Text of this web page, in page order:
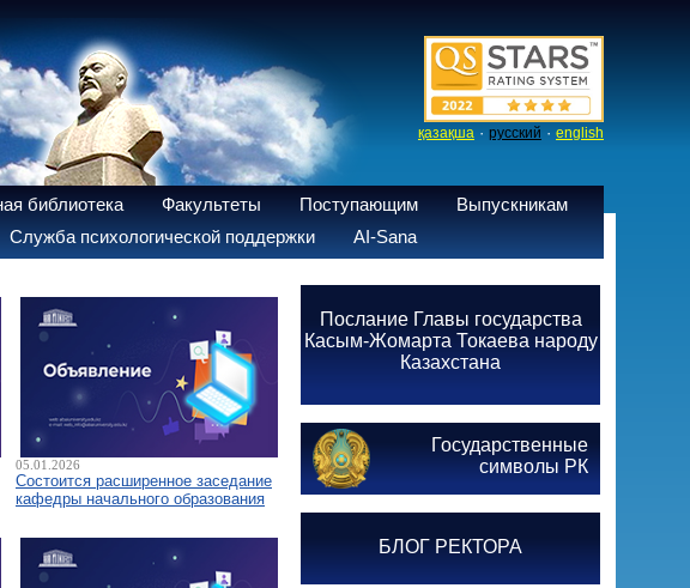
қазақша · русский · english
библиотека Факультеты Поступающим
Выпускникам
Служба психологической поддержки AI-Sana
05.01.2026
Состоится расширенное заседание
кафедры начального образования
Послание Главы государства
Касым-Жомарта Токаева народу
Казахстана
Государственные
символы РК
БЛОГ РЕКТОРА